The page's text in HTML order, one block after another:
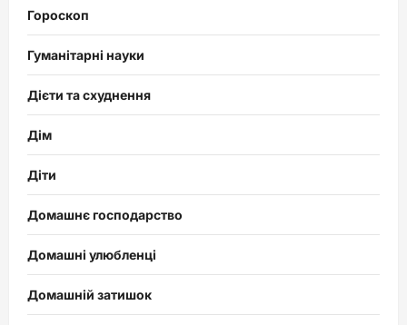
Гороскоп
Гуманітарні науки
Дієти та схуднення
Дім
Діти
Домашнє господарство
Домашні улюбленці
Домашній затишок